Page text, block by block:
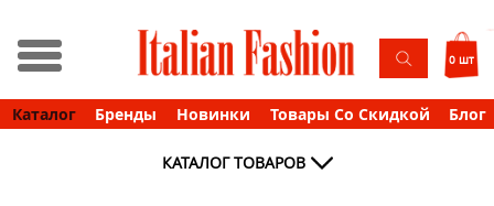
Каталог Бренды Новинки Товары Со Скидкой Блог
0 шт
КАТАЛОГ ТОВАРОВ